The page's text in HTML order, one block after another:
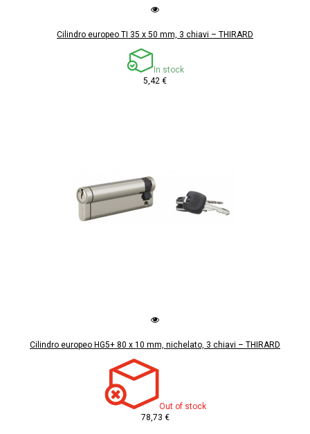
Cilindro europeo TI 35 x 50 mm, 3 chiavi – THIRARD
In stock
5,42 €
Cilindro europeo HG5+ 80 x 10 mm, nichelato, 3 chiavi – THIRARD
Out of stock
78,73 €